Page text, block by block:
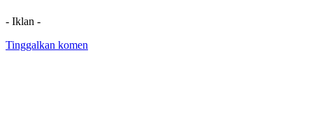
- Iklan -
Tinggalkan komen